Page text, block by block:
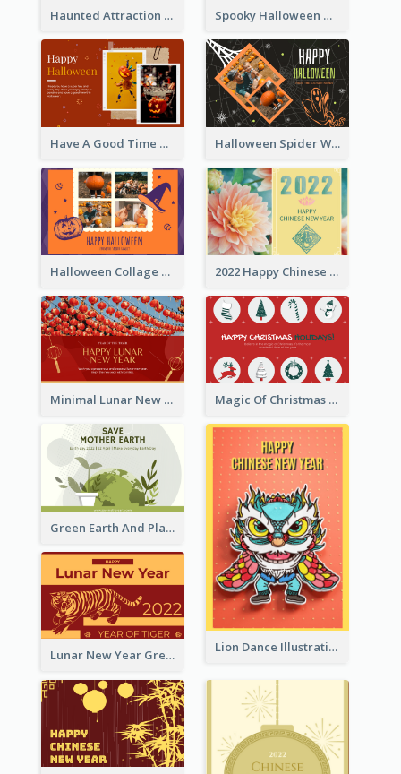
Haunted Attraction Themed Halloween Card Spooky Halloween Greeting Card
Have A Good Time This Halloween Greeting Card Halloween Spider Web Greeting Card
Halloween Collage Greeting Card 2022 Happy Chinese New Year Flower Photo Greeting Card
Minimal Lunar New Year Celebration Greeting Card Magic Of Christmas Holidays Greeting Card
Green Earth And Plants Illustrations Greeting Card
Lion Dance Illustration Photo Greeting Card
Lunar New Year Greeting Card With Tiger Illustration